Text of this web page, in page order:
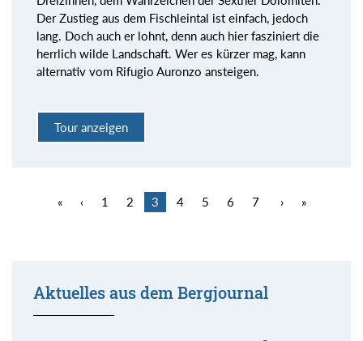
Der Zustieg aus dem Fischleintal ist einfach, jedoch
lang. Doch auch er lohnt, denn auch hier fasziniert die
herrlich wilde Landschaft. Wer es kürzer mag, kann
alternativ vom Rifugio Auronzo ansteigen.
Tour anzeigen
« ‹ 1 2 3 4 5 6 7 › »
Aktuelles aus dem Bergjournal